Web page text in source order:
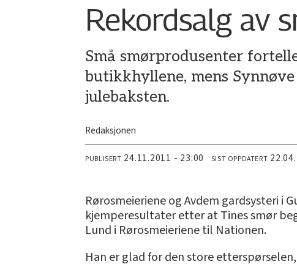
Rekordsalg av
Små smørprodusenter
butikkhyllene, mens
julebaksten.
Redaksjonen
PUBLISERT 24.11.2011 - 23:00 SIST OPPDATERT
Rørosmeieriene og Avdem gardsysteri i
kjemperesultater etter at Tines smør
Lund i Rørosmeieriene til Nationen.
Han er glad for den store